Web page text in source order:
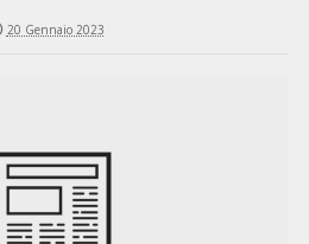
20 Gennaio 2023